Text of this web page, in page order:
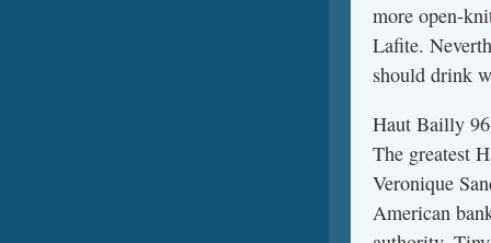
more open-
Lafite.
should drink
Haut Bailly
The greatest
Veronique
American